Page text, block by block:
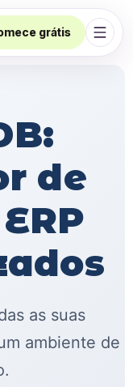
grátis
Abrir
de
as suas
ambiente de